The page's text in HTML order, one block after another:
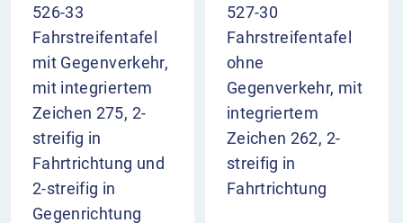
526-33
Fahrstreifentafel
mit Gegenverkehr,
mit integriertem
Zeichen 275, 2-
streifig in
Fahrtrichtung und
2-streifig in
Gegenrichtung
527-30
Fahrstreifentafel
ohne
Gegenverkehr, mit
integriertem
Zeichen 262, 2-
streifig in
Fahrtrichtung